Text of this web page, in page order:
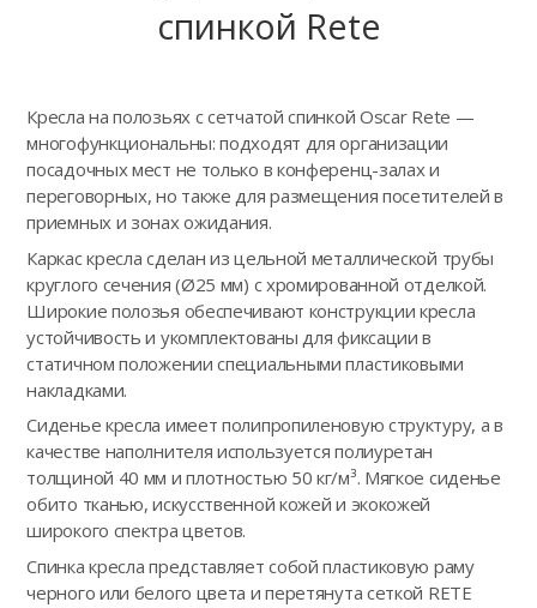
спинкой Rete
Кресла на полозьях с сетчатой спинкой Oscar Rete —
многофункциональны: подходят для организации
посадочных мест не только в конференц-залах и
переговорных, но также для размещения посетителей в
приемных и зонах ожидания.
Каркас кресла сделан из цельной металлической трубы
круглого сечения (Ø25 мм) с хромированной отделкой.
Широкие полозья обеспечивают конструкции кресла
устойчивость и укомплектованы для фиксации в
статичном положении специальными пластиковыми
накладками.
Сиденье кресла имеет полипропиленовую структуру, а в
качестве наполнителя используется полиуретан
толщиной 40 мм и плотностью 50 кг/м³. Мягкое сиденье
обито тканью, искусственной кожей и экокожей
широкого спектра цветов.
Спинка кресла представляет собой пластиковую раму
черного или белого цвета и перетянута сеткой RETE